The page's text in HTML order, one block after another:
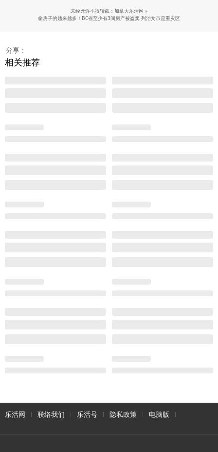
未经允许不得转载：加拿大乐活网 »
偷房子的越来越多！BC省至少有3间房产被盗卖 列治文市是重灾区
分享：
相关推荐
乐活网 联络我们 乐活号 隐私政策 电脑版